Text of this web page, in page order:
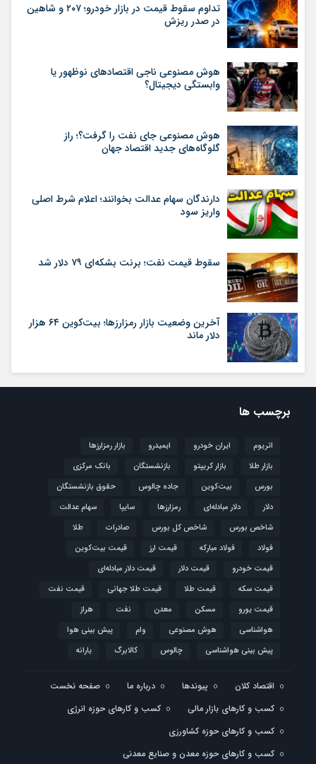
تداوم سقوط قیمت در بازار خودرو؛ ۲۰۷ و شاهین
در صدر ریزش
هوش مصنوعی ناجی اقتصادهای نوظهور یا
وابستگی دیجیتال؟
هوش مصنوعی جای نفت را گرفت؟؛ راز
گلوگاه‌های جدید اقتصاد جهان
دارندگان سهام عدالت بخوانند؛ اعلام شرط اصلی
واریز سود
سقوط قیمت نفت؛ برنت بشکه‌ای ۷۹ دلار شد
آخرین وضعیت بازار رمزارزها؛ بیت‌کوین ۶۴ هزار
دلار ماند
برچسب ها
اتریوم ایران خودرو ایمیدرو
بازار رمزارزها
بازار طلا
بازار کریپتو بازنشستگان
بانک مرکزی
بورس
بیت‌کوین جاده چالوس
حقوق بازنشستگان
دلار
دلار مبادله‌ای رمزارزها سایپا
سهام عدالت
شاخص بورس
شاخص کل بورس صادرات
طلا
فولاد
فولاد مبارکه قیمت ارز
قیمت بیت‌کوین
قیمت خودرو
قیمت دلار
قیمت دلار مبادله‌ای
قیمت سکه
قیمت طلا قیمت طلا جهانی
قیمت نفت
قیمت یورو
مسکن معدن نفت
هراز
هواشناسی
هوش مصنوعی وام
پیش بینی هوا
پیش بینی هواشناسی
چالوس کالابرگ یارانه
اقتصاد کلان پیوندها درباره ما
صفحه نخست
کسب و کارهای بازار مالی
کسب و کارهای حوزه انرژی
کسب و کارهای حوزه کشاورزی
کسب و کارهای حوزه معدن و صنایع معدنی